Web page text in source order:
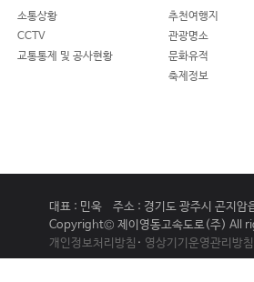
소통상황
CCTV
교통통제 및 공사현황
추천여행지
관광명소
문화유적
축제정보
대표 : 민욱 주소 : 경기도 광주시 곤
Copyright© 제이영동고속도로(주) All
개인정보처리방침 · 영상기기운영관리방침